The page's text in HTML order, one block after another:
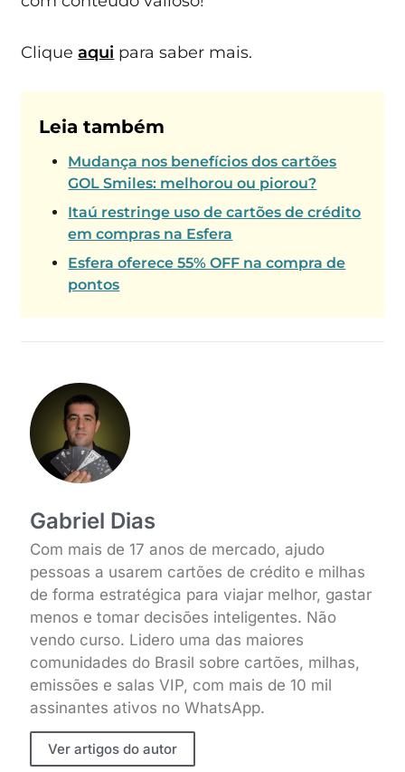
Cliqueaqui para saber mais.
Leia também
Mudança nos benefícios dos cartões
GOL Smiles: melhorou ou piorou?
Itaú restringe uso de cartões de crédito
em compras na Esfera
Esfera oferece 55% OFF na compra de
pontos
Gabriel Dias
Com mais de 17 anos de mercado, ajudo
pessoas a usarem cartões de crédito e milhas
de forma estratégica para viajar melhor, gastar
menos e tomar decisões inteligentes. Não
vendo curso. Lidero uma das maiores
comunidades do Brasil sobre cartões, milhas,
emissões e salas VIP, com mais de 10 mil
assinantes ativos no WhatsApp.
Ver artigos do autor